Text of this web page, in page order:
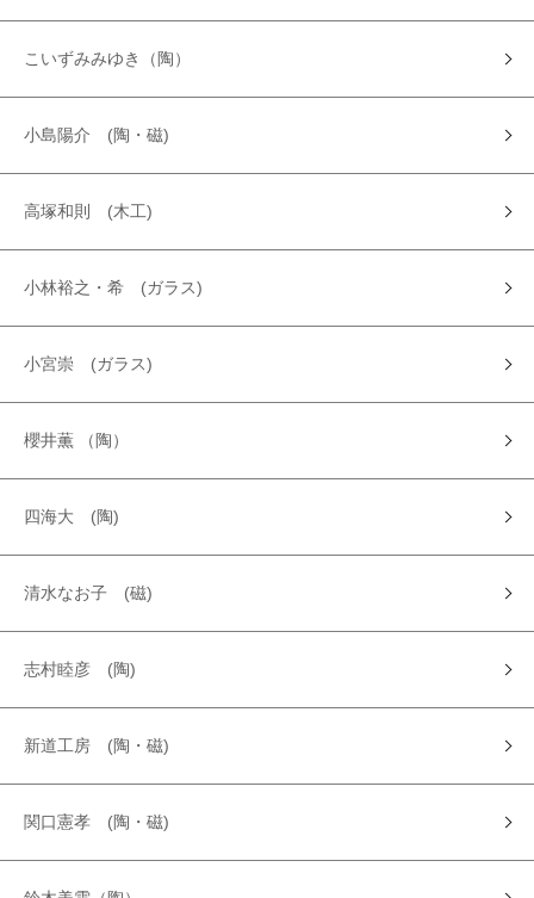
こいずみみゆき（陶）
小島陽介 (陶・磁)
高塚和則 (木工)
小林裕之・希 (ガラス)
小宮崇 (ガラス)
櫻井薫 （陶）
四海大 (陶)
清水なお子 (磁)
志村睦彦 (陶)
新道工房 (陶・磁)
関口憲孝 (陶・磁)